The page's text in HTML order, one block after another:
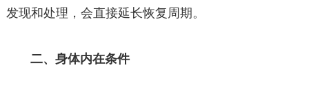
发现和处理，会直接延长恢复周期。
二、身体内在条件